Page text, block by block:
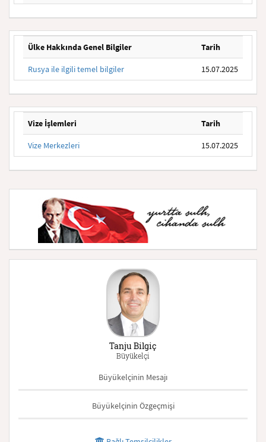
Ülke Hakkında Genel Bilgiler Tarih
Rusya ile ilgili temel bilgiler 15.07.2025
Vize İşlemleri Tarih
Vize Merkezleri 15.07.2025
Tanju Bilgiç
Büyükelçi
Büyükelçinin Mesajı
Büyükelçinin Özgeçmişi